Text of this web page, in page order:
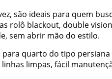
são ideais para quem
rolô blackout, double
sem abrir mão do estilo.
para quarto do tipo
limpas, fácil